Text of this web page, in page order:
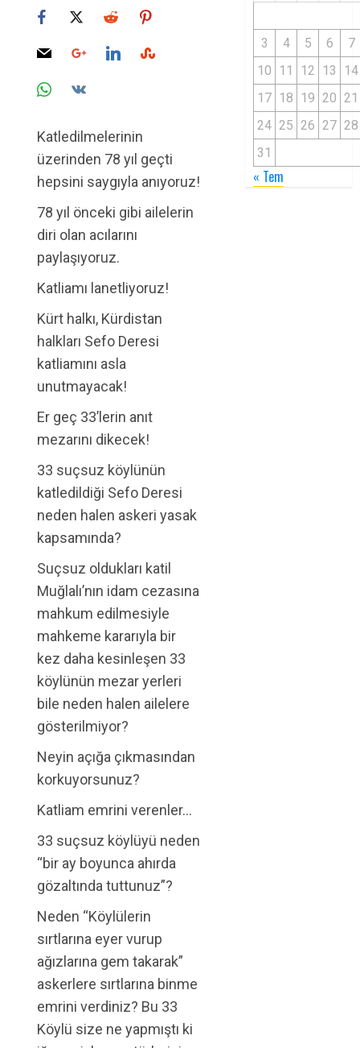
Katledilmelerinin
üzerinden 78 yıl geçti
hepsini saygıyla anıyoruz!
78 yıl önceki gibi ailelerin
diri olan acılarını
paylaşıyoruz.
Katliamı lanetliyoruz!
Kürt halkı, Kürdistan
halkları Sefo Deresi
katliamını asla
unutmayacak!
Er geç 33’lerin anıt
mezarını dikecek!
33 suçsuz köylünün
katledildiği Sefo Deresi
neden halen askeri yasak
kapsamında?
Suçsuz oldukları katil
Muğlalı’nın idam cezasına
mahkum edilmesiyle
mahkeme kararıyla bir
kez daha kesinleşen 33
köylünün mezar yerleri
bile neden halen ailelere
gösterilmiyor?
Neyin açığa çıkmasından
korkuyorsunuz?
Katliam emrini verenler…
33 suçsuz köylüyü neden
“bir ay boyunca ahırda
gözaltında tuttunuz”?
Neden “Köylülerin
sırtlarına eyer vurup
ağızlarına gem takarak”
askerlere sırtlarına binme
emrini verdiniz? Bu 33
Köylü size ne yapmıştı ki
3 4 5 6
7
10 11 12 13
14
17 18 19 20 21
24 25 26 27 28
31
« Tem